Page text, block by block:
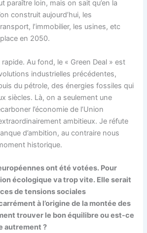
paraître loin, mais on sait qu’en la
construit aujourd’hui, les
l’immobilier, les usines, etc
en 2050.
rapide. Au fond, le « Green Deal » est
industrielles précédentes,
du pétrole, des énergies fossiles qui
siècles. Là, on a seulement une
l’économie de l’Union
ambitieux. Je réfute
d’ambition, au contraire nous
historique.
ont été votées. Pour
écologique va trop vite. Elle serait
de tensions sociales
à l’origine de la montée des
trouver le bon équilibre ou est-ce
autrement ?